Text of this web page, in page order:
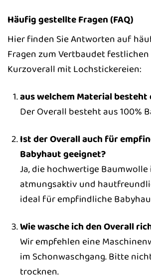
Häufig gestellte Fragen (FAQ)
Hier finden Sie Antworten auf
Fragen zum Vertbaudet
Kurzoverall mit Lochstickereien:
aus welchem Material besteht
Der Overall besteht aus 100%
Ist der Overall auch für
Babyhaut geeignet?
Ja, die hochwertige
atmungsaktiv und
ideal für empfindliche
Wie wasche ich den Overall
Wir empfehlen eine
im Schonwaschgang. Bitte
trocknen.